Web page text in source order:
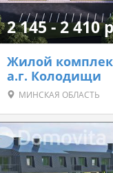
2 145 - 2 410
Жилой
а.г. Колодищи
МИНСКАЯ ОБЛАСТЬ